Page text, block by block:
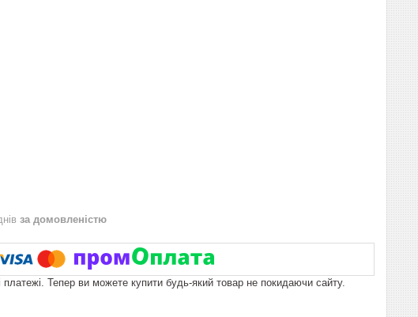
за домовленістю
платежі. Тепер ви можете купити будь-який товар не покидаючи сайту.